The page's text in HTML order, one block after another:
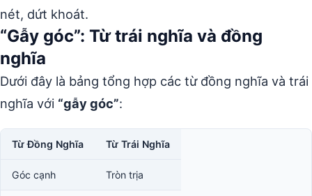
nét, dứt khoát.
“Gẫy góc”: Từ trái nghĩa và đồng
nghĩa
Dưới đây là bảng tổng hợp các từ đồng nghĩa và trái
nghĩa với “gẫy góc”:
Từ Đồng Nghĩa Từ Trái Nghĩa
Góc cạnh Tròn trịa